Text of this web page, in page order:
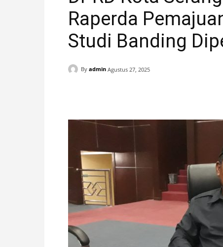
H
A
N
I
M
E
Raperda
Studi Banding
By admin Agustus 27, 2025